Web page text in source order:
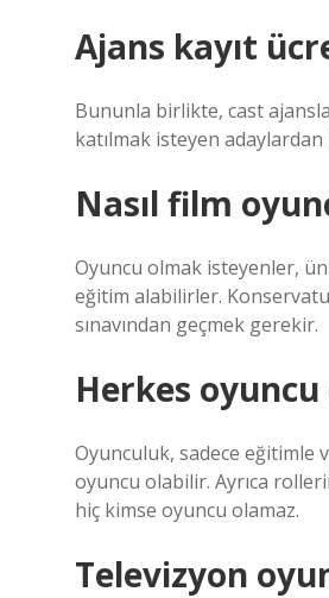
Ajans kayıt
Bununla birlikte, cast
katılmak isteyen
Nasıl film
Oyuncu olmak isteyenler,
eğitim alabilirler.
sınavından geçmek gerekir.
Herkes
Oyunculuk, sadece eğitimle
oyuncu olabilir. Ayrıca
hiç kimse oyuncu olamaz.
Televizyon